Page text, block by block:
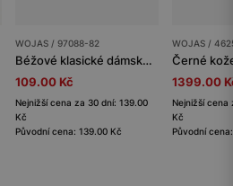
WOJAS / 97088-82
Béžové klasické dámské ponožky do bot
109.00 Kč
Nejnižší cena za 30 dní: 139.00
Kč
Původní cena: 139.00 Kč
WOJAS /
1399.00
Nejnižší cena
Kč
Původní